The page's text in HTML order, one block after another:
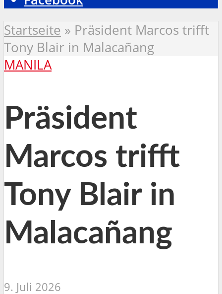
Startseite » Präsident Marcos trifft
Tony Blair in Malacañang
MANILA
Präsident
Marcos trifft
Tony Blair in
Malacañang
9. Juli 2026